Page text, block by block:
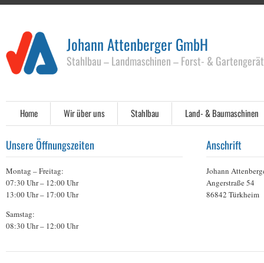
Johann Attenberger GmbH
Stahlbau – Landmaschinen – Forst- &
Home Wir über uns Stahlbau Land- & Baumaschinen
Unsere Öffnungszeiten
Montag – Freitag:
07:30 Uhr – 12:00 Uhr
13:00 Uhr – 17:00 Uhr
Samstag:
08:30 Uhr – 12:00 Uhr
Anschrift
Johann
Angerstraße 54
86842 Türkheim